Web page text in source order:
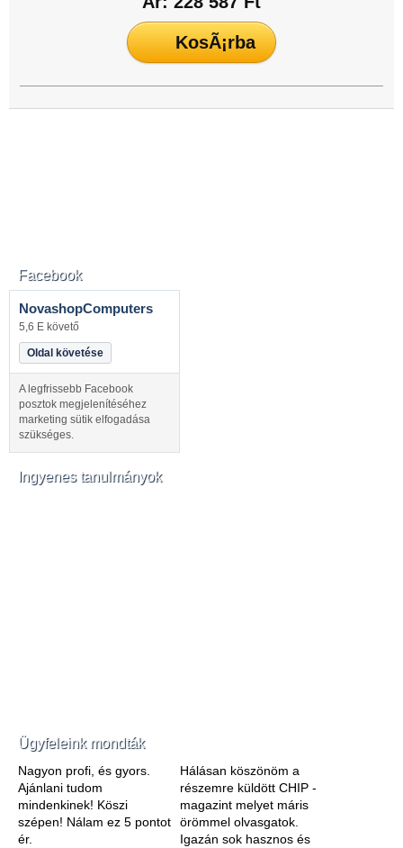
Facebook
NovashopComputers
5,6 E követő
Oldal követése
A legfrissebb Facebook
posztok megjelenítéséhez
marketing sütik elfogadása
szükséges.
Ingyenes tanulmányok
Ügyfeleink mondták
Nagyon profi, és gyors.
Ajánlani tudom
mindenkinek! Köszi
szépen! Nálam ez 5 pontot
ér.
Hálásan köszönöm a
részemre küldött CHIP -
magazint melyet máris
örömmel olvasgatok.
Igazán sok hasznos és